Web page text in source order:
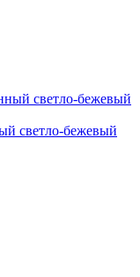
светло-бежевый